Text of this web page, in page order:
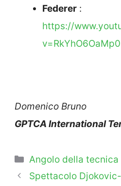
Federer :
https://
v=RkYhO6OaMp0
Domenico Bruno
GPTCA International
Categorie
Angolo della tecnica
Spettacolo